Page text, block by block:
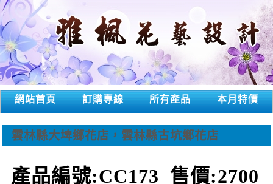
網站首頁 訂購專線 所有產品 本月特價
雲林縣大埤鄉花店，雲林縣古坑鄉花店
產品編號:CC173 售價:2700